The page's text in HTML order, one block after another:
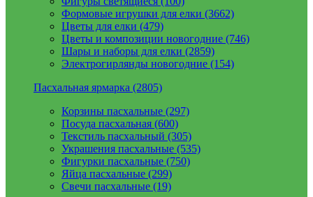
Формовые игрушки для елки (3662)
Цветы для елки (479)
Цветы и композиции новогодние (746)
Шары и наборы для елки (2859)
Электрогирлянды новогодние (154)
Пасхальная ярмарка (2805)
Корзины пасхальные (297)
Посуда пасхальная (600)
Текстиль пасхальный (305)
Украшения пасхальные (535)
Фигурки пасхальные (750)
Яйца пасхальные (299)
Свечи пасхальные (19)